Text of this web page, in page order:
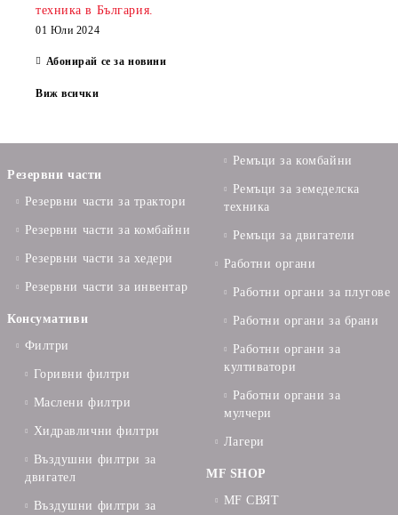
техника в България.
01 Юли 2024
Абонирай се за новини
Виж всички
Резервни части
Резервни части за трактори
Резервни части за комбайни
Резервни части за хедери
Резервни части за инвентар
Консумативи
Филтри
Горивни филтри
Маслени филтри
Хидравлични филтри
Въздушни филтри за
двигател
Въздушни филтри за
Ремъци за комбайни
Ремъци за земеделска
техника
Ремъци за двигатели
Работни органи
Работни органи за плугове
Работни органи за брани
Работни органи за
култиватори
Работни органи за
мулчери
Лагери
MF SHOP
MF СВЯТ